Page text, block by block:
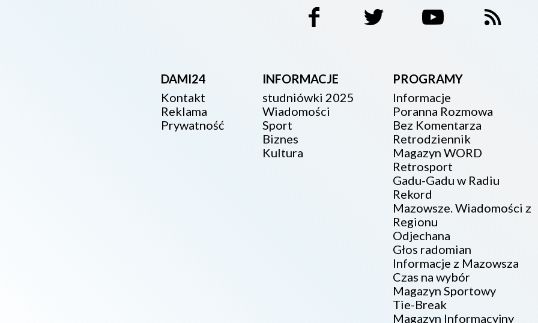
DAMI24
Kontakt
Reklama
Prywatność
INFORMACJE
studniówki 2025
Wiadomości
Sport
Biznes
Kultura
PROGRAMY
Informacje
Poranna Rozmowa
Bez Komentarza
Retrodziennik
Magazyn WORD
Retrosport
Gadu-Gadu w Radiu
Rekord
Mazowsze. Wiadomości z
Regionu
Odjechana
Głos radomian
Informacje z Mazowsza
Czas na wybór
Magazyn Sportowy
Tie-Break
Magazyn Informacyjny